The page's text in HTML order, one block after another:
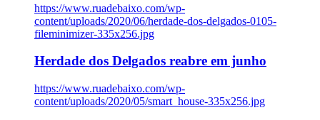
https://www.ruadebaixo.com/wp-
content/uploads/2020/06/herdade-dos-delgados-0105-
fileminimizer-335x256.jpg
Herdade dos Delgados reabre em junho
https://www.ruadebaixo.com/wp-
content/uploads/2020/05/smart_house-335x256.jpg